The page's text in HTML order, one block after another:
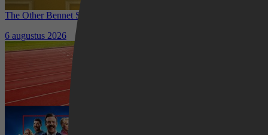
The Other Bennet Sister nu te zien op HBO Max: romantisch
kostuumdrama krijgt lovende recensies
6 augustus 2026